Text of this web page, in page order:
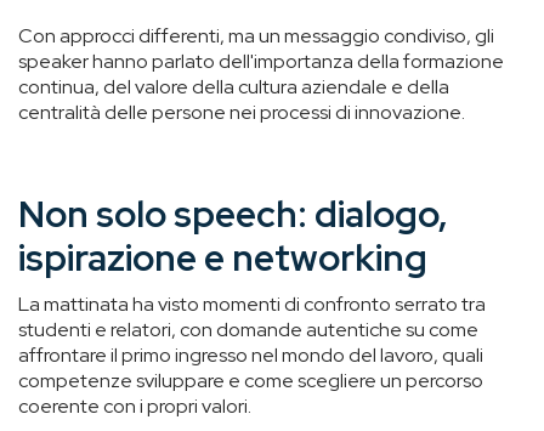
Con approcci differenti, ma un messaggio condiviso, gli
speaker hanno parlato dell'importanza della formazione
continua, del valore della cultura aziendale e della
centralità delle persone nei processi di innovazione.
Non solo speech: dialogo,
ispirazione e networking
La mattinata ha visto momenti di confronto serrato tra
studenti e relatori, con domande autentiche su come
affrontare il primo ingresso nel mondo del lavoro, quali
competenze sviluppare e come scegliere un percorso
coerente con i propri valori.